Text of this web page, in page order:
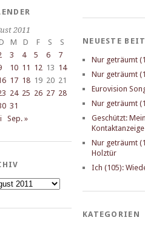
2011
M D F S
S
3 4 5 6
7
10 11 12 13 14
17 18 19 20 21
24 25 26 27 28
31
Sep. »
NEUESTE
Nur geträumt
Nur geträumt
Eurovision
Nur geträumt
Geschützt:
Nur geträumt
Holztür
Ich (105):
KATEGORIEN